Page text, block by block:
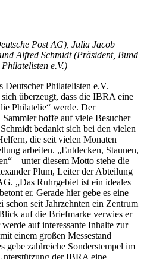
Post AG), Julia Jacob
Alfred Schmidt (Präsident, Bund
e.V.)
Deutscher Philatelisten e.V.
überzeugt, dass die IBRA eine
Philatelie“ werde. Der
hoffe auf viele Besucher
bedankt sich bei den vielen
die seit vielen Monaten
arbeiten. „Entdecken, Staunen,
– unter diesem Motto stehe die
Plum, Leiter der Abteilung
„Das Ruhrgebiet ist ein ideales
er. Gerade hier gebe es eine
schon seit Jahrzehnten ein Zentrum
auf die Briefmarke verwies er
auf interessante Inhalte zur
einem großen Messestand
gebe zahlreiche Sonderstempel im
der IBRA eine